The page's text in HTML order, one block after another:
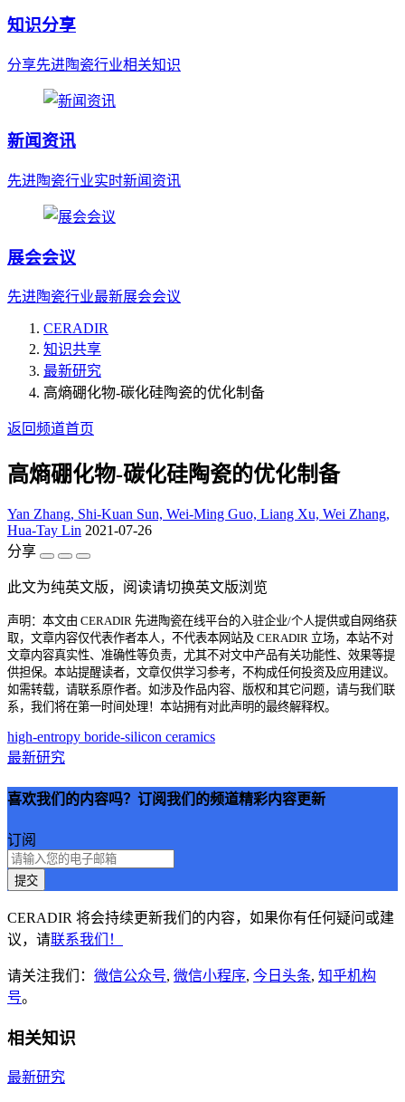
知识分享
分享先进陶瓷行业相关知识
新闻资讯
先进陶瓷行业实时新闻资讯
展会会议
先进陶瓷行业最新展会会议
CERADIR
知识共享
最新研究
高熵硼化物-碳化硅陶瓷的优化制备
返回频道首页
高熵硼化物-碳化硅陶瓷的优化制备
Yan Zhang, Shi-Kuan Sun, Wei-Ming Guo, Liang Xu, Wei Zhang,
Hua-Tay Lin 2021-07-26
分享
此文为纯英文版，阅读请切换英文版浏览
声明：本文由 CERADIR 先进陶瓷在线平台的入驻企业/个人提供或自网络获
取，文章内容仅代表作者本人，不代表本网站及 CERADIR 立场，本站不对
文章内容真实性、准确性等负责，尤其不对文中产品有关功能性、效果等提
供担保。本站提醒读者，文章仅供学习参考，不构成任何投资及应用建议。
如需转载，请联系原作者。如涉及作品内容、版权和其它问题，请与我们联
系，我们将在第一时间处理！本站拥有对此声明的最终解释权。
high-entropy boride-silicon ceramics
最新研究
喜欢我们的内容吗？订阅我们的频道精彩内容更新
订阅
提交
CERADIR 将会持续更新我们的内容，如果你有任何疑问或建
议，请联系我们！
请关注我们： 微信公众号, 微信小程序, 今日头条, 知乎机构
号。
相关知识
最新研究